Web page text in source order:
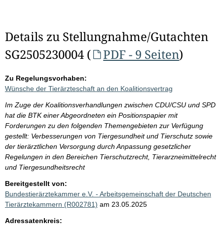
Details zu Stellungnahme/Gutachten
SG2505230004 (
PDF - 9 Seiten)
Zu Regelungsvorhaben:
Wünsche der Tierärzteschaft an den Koalitionsvertrag
Im Zuge der Koalitionsverhandlungen zwischen CDU/CSU und SPD
hat die BTK einer Abgeordneten ein Positionspapier mit
Forderungen zu den folgenden Themengebieten zur Verfügung
gestellt: Verbesserungen von Tiergesundheit und Tierschutz sowie
der tierärztlichen Versorgung durch Anpassung gesetzlicher
Regelungen in den Bereichen Tierschutzrecht, Tierarzneimittelrecht
und Tiergesundheitsrecht
Bereitgestellt von:
Bundestierärztekammer e.V. - Arbeitsgemeinschaft der Deutschen
Tierärztekammern (R002781) am 23.05.2025
Adressatenkreis: